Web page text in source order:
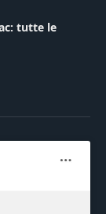
tutte le